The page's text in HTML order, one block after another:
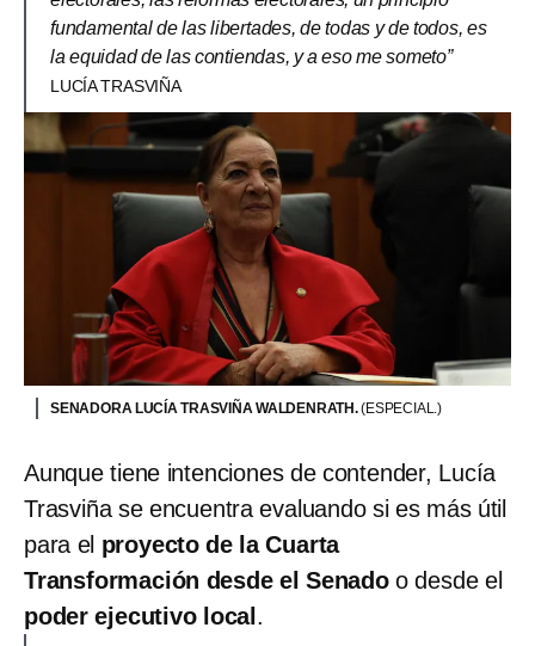
fundamental de las libertades, de todas y de todos, es
la equidad de las contiendas, y a eso me someto”
LUCÍA TRASVIÑA
SENADORA LUCÍA TRASVIÑA WALDENRATH.(ESPECIAL.)
Aunque tiene intenciones de contender, Lucía
Trasviña se encuentra evaluando si es más útil
para el proyecto de la Cuarta
Transformación desde el Senadoo desde el
poder ejecutivo local .